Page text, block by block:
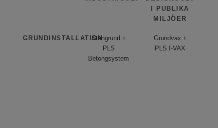
I PUBLIKA
MILJÖER
GRUNDINSTALLATIONStengrund +
PLS
Betongsystem
Grundvax +
PLS I-VAX